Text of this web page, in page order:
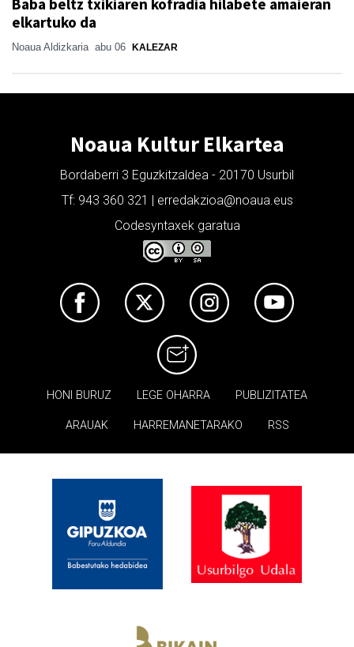
Baba beltz txikiaren kofradia hilabete amaieran
elkartuko da
Noaua Aldizkaria abu 06 KALEZAR
Noaua Kultur Elkartea
Bordaberri 3 Eguzkitzaldea - 20170 Usurbil
Tf: 943 360 321 | erredakzioa@noaua.eus
Codesyntaxek garatua
HONI BURUZ LEGE OHARRA PUBLIZITATEA
ARAUAK HARREMANETARAKO RSS